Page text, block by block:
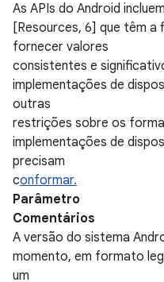
As APIs do Android
[Resources, 6] que têm
fornecer valores
consistentes e
implementações de
outras
restrições sobre os
implementações de
precisam
conformar.
Parâmetro
Comentários
A versão do sistema
momento, em formato
um